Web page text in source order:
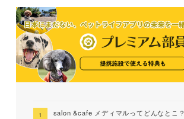
salon &cafe メディマルってどんなとこ？